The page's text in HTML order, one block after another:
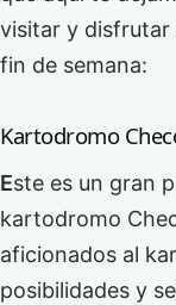
visitar y disfrutar
fin de semana:
Kartodromo
Este es un gran
kartodromo
aficionados al
posibilidades y